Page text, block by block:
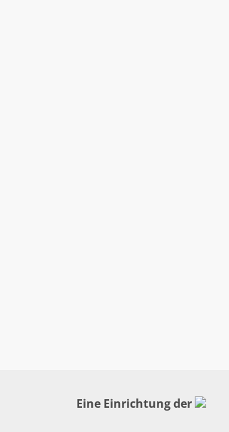
Eine Einrichtung der